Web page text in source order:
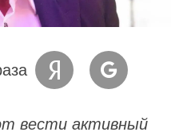
вести активный